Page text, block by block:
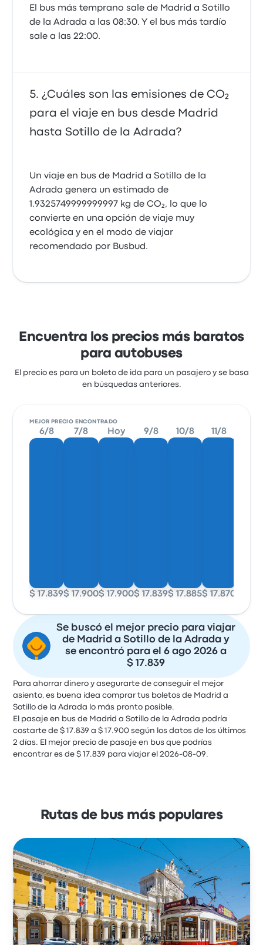
Grupo Samar
Carolina T.
15 de abril de 2025
Grupo Samar
Carlos Johan R.
10 de marzo de 2025
5.0 de 5 estrellas
Grupo Samar
Mari S.
24 de febrero de 2025
Muy buena
Fue un viaje buenisimo, puntual
Grupo Samar
Muy cómodo,puntual los trayectos, dudas que
tenía,me las resolvieron educadamente. Gracias
Begoña O.
Deberían poner alguna película oh algo mientras el
viaje, por lo demás todo bien
Grupo Samar
Jose Luis G.
30 de agosto de 2024
La salida fue prácticamente en hora. Los asientos
cómodos. El aire funcionaba bien y aunque me daba el
sol no he pasado calor. En general muy bien
Felicidad F.
14 de agosto de 2024
Un gran Conductor
5.0 de 5 estrellas
Grupo Samar
Javier F.
6 de agosto de 2024
Muy bien
El bus más temprano sale de Madrid a Sotillo
de la Adrada a las 08:30. Y el bus más tardío
sale a las 22:00.
¿Cuáles son las emisiones de CO₂
para el viaje en bus desde Madrid
hasta Sotillo de la Adrada?
Un viaje en bus de Madrid a Sotillo de la
Adrada genera un estimado de
1.9325749999999997 kg de CO₂, lo que lo
convierte en una opción de viaje muy
ecológica y en el modo de viajar
recomendado por Busbud.
Encuentra los precios más baratos
para autobuses
El precio es para un boleto de ida para un pasajero y se basa
en búsquedas anteriores.
MEJOR PRECIO ENCONTRADO
6/8
$ 17.839
7/8
$ 17.900
Hoy
$ 17.900
9/8
$ 17.839
10/8
$ 17.885
11/8
$ 17.870
Se buscó el mejor precio para viajar
de Madrid a Sotillo de la Adrada y
se encontró para el 6 ago 2026 a
$ 17.839
Para ahorrar dinero y asegurarte de conseguir el mejor
asiento, es buena idea comprar tus boletos de Madrid a
Sotillo de la Adrada lo más pronto posible.
El pasaje en bus de Madrid a Sotillo de la Adrada podría
costarte de $ 17.839 a $ 17.900 según los datos de los últimos
2 días. El mejor precio de pasaje en bus que podrías
encontrar es de $ 17.839 para viajar el 2026-08-09.
Rutas de bus más populares